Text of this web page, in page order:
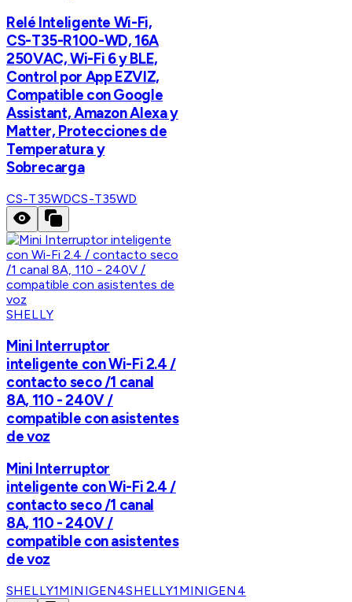
Relé Inteligente Wi-Fi,
CS-T35-R100-WD, 16A
250VAC, Wi-Fi 6 y BLE,
Control por App EZVIZ,
Compatible con Google
Assistant, Amazon Alexa y
Matter, Protecciones de
Temperatura y
Sobrecarga
CS-T35WDCS-T35WD
SHELLY
Mini Interruptor
inteligente con Wi-Fi 2.4 /
contacto seco /1 canal
8A, 110 - 240V /
compatible con asistentes
de voz
Mini Interruptor
inteligente con Wi-Fi 2.4 /
contacto seco /1 canal
8A, 110 - 240V /
compatible con asistentes
de voz
SHELLY1MINIGEN4SHELLY1MINIGEN4